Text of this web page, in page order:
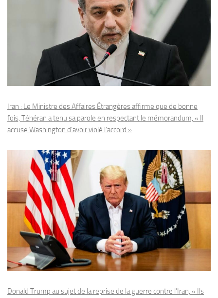
Iran : Le Ministre des Affaires Étrangères affirme que de bonne
fois, Téhéran a tenu sa parole en respectant le mémorandum, « Il
accuse Washington d’avoir violé l’accord »
Donald Trump au sujet de la reprise de la guerre contre l’Iran, « Ils